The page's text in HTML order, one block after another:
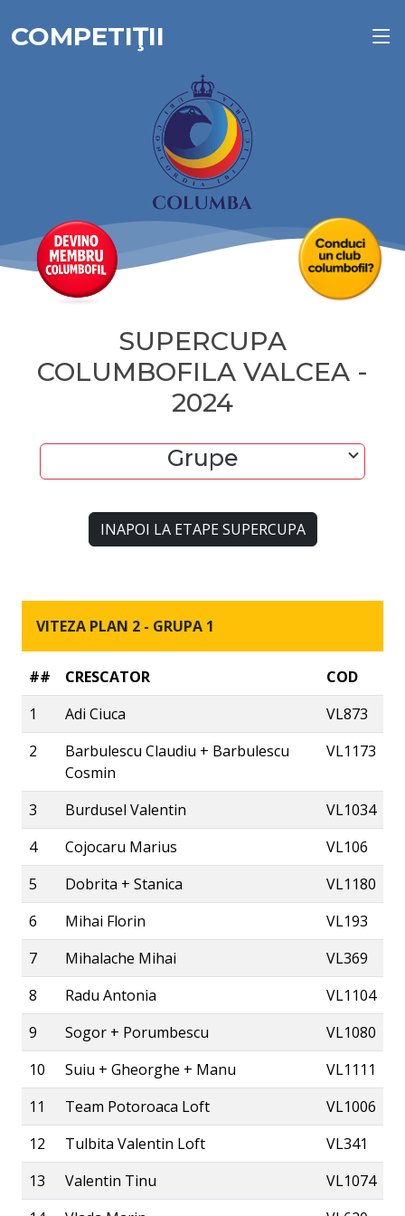
COMPETIŢII
SUPERCUPA
COLUMBOFILA VALCEA -
2024
Grupe
INAPOI LA ETAPE SUPERCUPA
VITEZA PLAN 2 - GRUPA 1
## CRESCATOR
COD
1
Adi Ciuca
VL873
2
Barbulescu Claudiu + Barbulescu
Cosmin
VL1173
3 Burdusel Valentin
VL1034
4
Cojocaru Marius
VL106
5
Dobrita + Stanica
VL1180
6
Mihai Florin
VL193
7
Mihalache Mihai
VL369
8
Radu Antonia
VL1104
9
Sogor + Porumbescu
VL1080
10
Suiu + Gheorghe + Manu
VL1111
11
Team Potoroaca Loft
VL1006
12
Tulbita Valentin Loft
VL341
13
Valentin Tinu
VL1074